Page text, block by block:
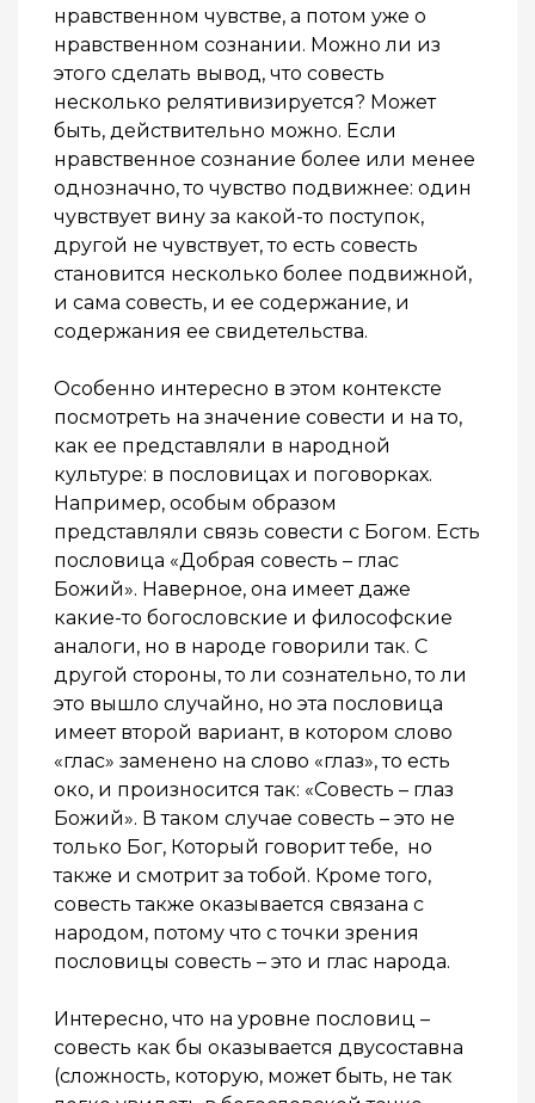
нравственном чувстве, а потом уже о
нравственном сознании. Можно ли из
этого сделать вывод, что совесть
несколько релятивизируется? Может
быть, действительно можно. Если
нравственное сознание более или менее
однозначно, то чувство подвижнее: один
чувствует вину за какой-то поступок,
другой не чувствует, то есть совесть
становится несколько более подвижной,
и сама совесть, и ее содержание, и
содержания ее свидетельства.
Особенно интересно в этом контексте
посмотреть на значение совести и на то,
как ее представляли в народной
культуре: в пословицах и поговорках.
Например, особым образом
представляли связь совести с Богом. Есть
пословица «Добрая совесть – глас
Божий». Наверное, она имеет даже
какие-то богословские и философские
аналоги, но в народе говорили так. С
другой стороны, то ли сознательно, то ли
это вышло случайно, но эта пословица
имеет второй вариант, в котором слово
«глас» заменено на слово «глаз», то есть
око, и произносится так: «Совесть – глаз
Божий». В таком случае совесть – это не
только Бог, Который говорит тебе, но
также и смотрит за тобой. Кроме того,
совесть также оказывается связана с
народом, потому что с точки зрения
пословицы совесть – это и глас народа.
Интересно, что на уровне пословиц –
совесть как бы оказывается двусоставна
(сложность, которую, может быть, не так